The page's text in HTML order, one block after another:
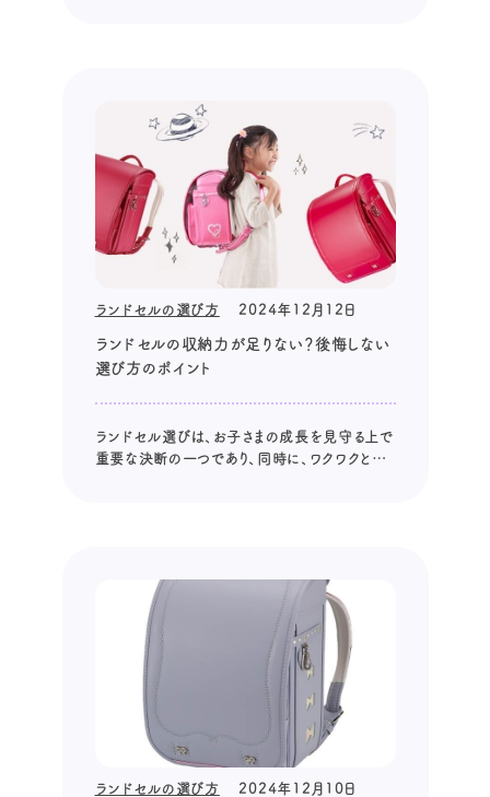
ランドセルの収納力が足りない？後悔しない
選び方のポイント
ランドセルの選び方 2024年12月12日
ランドセル選びは、お子さまの成長を見守る上で
重要な決断の一つであり、同時に、ワクワクと少
ランドセルの選び方 2024年12月10日